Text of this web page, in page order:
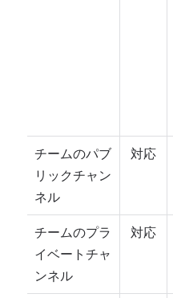
チームのパブ
リックチャン
ネル
対応
チームのプラ
イベートチャ
ンネル
対応